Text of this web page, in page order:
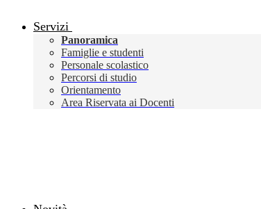
Servizi
Panoramica
Famiglie e studenti
Personale scolastico
Percorsi di studio
Orientamento
Area Riservata ai Docenti